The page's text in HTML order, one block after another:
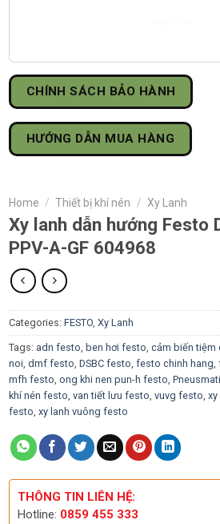
CHÍNH SÁCH BẢO HÀNH
HƯỚNG DẪN MUA HÀNG
Home / Thiết bị khí nén / Xy Lanh
Xy lanh dẫn hướng Festo
PPV-A-GF 604968
Categories: FESTO, Xy Lanh
Tags: adn festo, ben hơi festo, cảm biến tiệm
noi, dmf festo, DSBC festo, festo chinh hang,
mfh festo, ong khi nen pun-h festo,
khí nén festo, van tiết lưu festo, vuvg festo,
festo, xy lanh vuông festo
THÔNG TIN LIÊN HỆ:
Hotline: 0859 455 333